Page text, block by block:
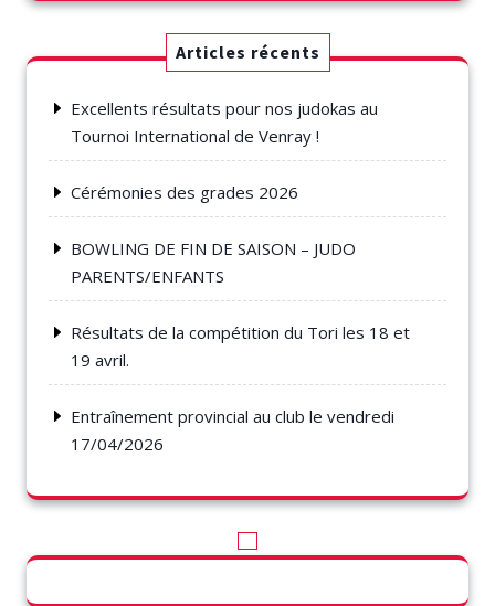
Articles récents
Excellents résultats pour nos judokas au
Tournoi International de Venray !
Cérémonies des grades 2026
BOWLING DE FIN DE SAISON – JUDO
PARENTS/ENFANTS
Résultats de la compétition du Tori les 18 et
19 avril.
Entraînement provincial au club le vendredi
17/04/2026